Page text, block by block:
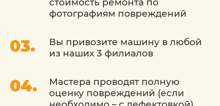
заботимся о том, чтобы ваш автомобиль
выглядел как новый, и продлеваем срок
фотографиям повреждений
Вы привозите машину в любой
из наших 3 филиалов
Мастера проводят полную
оценку повреждений (если